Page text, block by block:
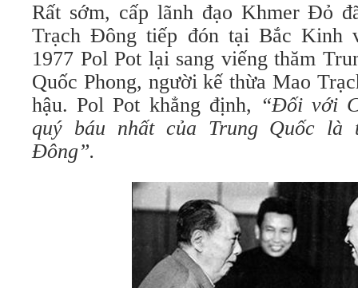
Rất sớm, cấp lãnh đạo Khmer Đỏ
Trạch Đông tiếp đón tại Bắc Kinh
1977 Pol Pot lại sang viếng thăm
Quốc Phong, người kế thừa Mao
hậu. Pol Pot khẳng định, “Đối với
quý báu nhất của Trung Quốc là
Đông”.